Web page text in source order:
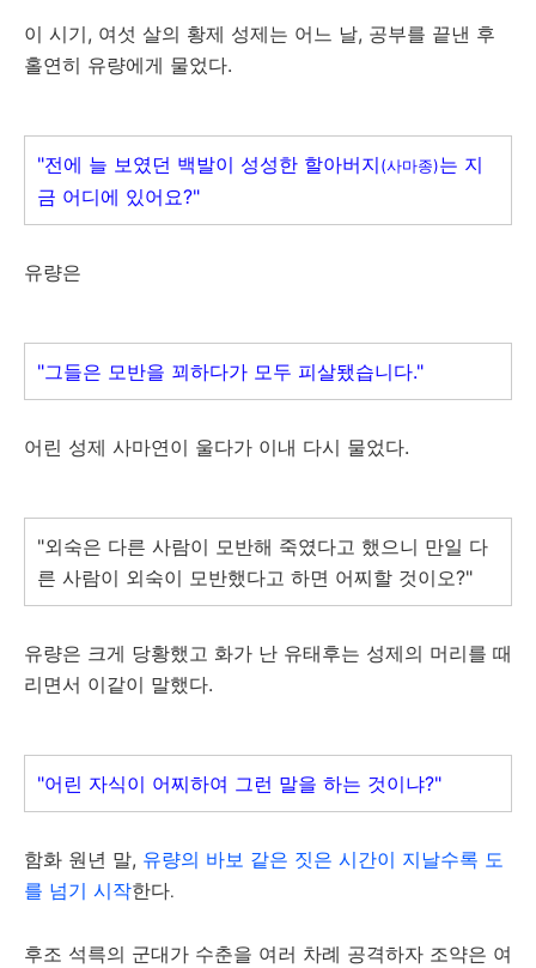
이 시기, 여섯 살의 황제 성제는 어느 날, 공부를 끝낸 후
홀연히 유량에게 물었다.
"전에 늘 보였던 백발이 성성한 할아버지(사마종)는 지
금 어디에 있어요?"
유량은
"그들은 모반을 꾀하다가 모두 피살됐습니다."
어린 성제 사마연이 울다가 이내 다시 물었다.
"외숙은 다른 사람이 모반해 죽였다고 했으니 만일 다
른 사람이 외숙이 모반했다고 하면 어찌할 것이오?"
유량은 크게 당황했고 화가 난 유태후는 성제의 머리를 때
리면서 이같이 말했다.
"어린 자식이 어찌하여 그런 말을 하는 것이냐?"
함화 원년 말, 유량의 바보 같은 짓은 시간이 지날수록 도
를 넘기 시작한다.
후조 석륵의 군대가 수춘을 여러 차례 공격하자 조약은 여